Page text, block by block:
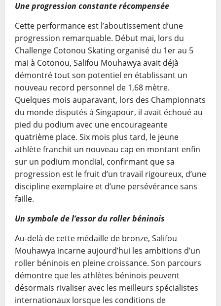
Une progression constante récompensée
Cette performance est l’aboutissement d’une
progression remarquable. Début mai, lors du
Challenge Cotonou Skating organisé du 1er au 5
mai à Cotonou, Salifou Mouhawya avait déjà
démontré tout son potentiel en établissant un
nouveau record personnel de 1,68 mètre.
Quelques mois auparavant, lors des Championnats
du monde disputés à Singapour, il avait échoué au
pied du podium avec une encourageante
quatrième place. Six mois plus tard, le jeune
athlète franchit un nouveau cap en montant enfin
sur un podium mondial, confirmant que sa
progression est le fruit d’un travail rigoureux, d’une
discipline exemplaire et d’une persévérance sans
faille.
Un symbole de l’essor du roller béninois
Au-delà de cette médaille de bronze, Salifou
Mouhawya incarne aujourd’hui les ambitions d’un
roller béninois en pleine croissance. Son parcours
démontre que les athlètes béninois peuvent
désormais rivaliser avec les meilleurs spécialistes
internationaux lorsque les conditions de